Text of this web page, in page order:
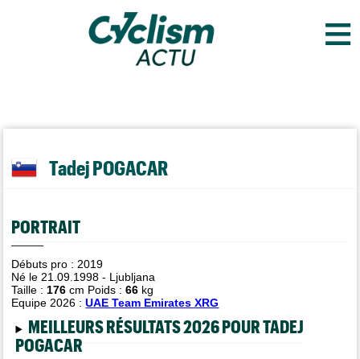
≡
Tadej POGACAR
PORTRAIT
Débuts pro : 2019
Né le 21.09.1998 - Ljubljana
Taille : 176 cm Poids :66 kg
Equipe 2026 :UAE Team Emirates XRG
MEILLEURS RÉSULTATS 2026 POUR TADEJ
POGACAR